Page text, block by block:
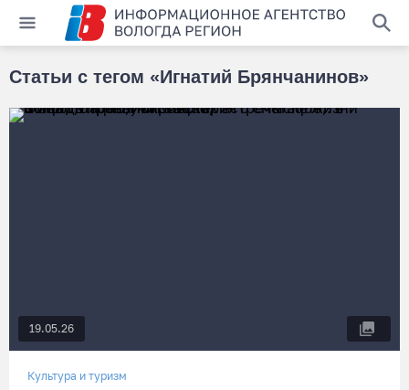
Статьи с тегом «Игнатий Брянчанинов»
19.05.26
Культура и туризм